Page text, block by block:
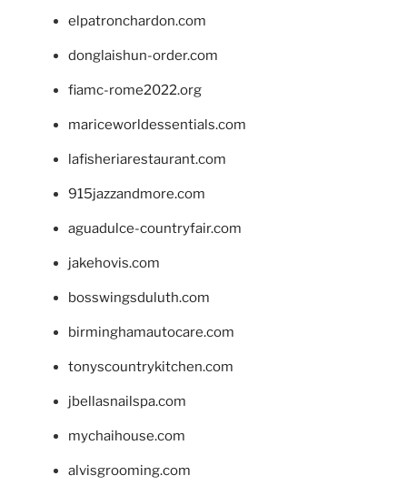
elpatronchardon.com
donglaishun-order.com
fiamc-rome2022.org
mariceworldessentials.com
lafisheriarestaurant.com
915jazzandmore.com
aguadulce-countryfair.com
jakehovis.com
bosswingsduluth.com
birminghamautocare.com
tonyscountrykitchen.com
jbellasnailspa.com
mychaihouse.com
alvisgrooming.com